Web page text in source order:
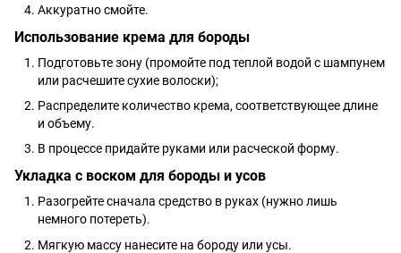
Аккуратно смойте.
Использование крема для бороды
Подготовьте зону (промойте под теплой водой с шампунем
или расчешите сухие волоски);
Распределите количество крема, соответствующее длине
и объему.
В процессе придайте руками или расческой форму.
Укладка с воском для бороды и усов
Разогрейте сначала средство в руках (нужно лишь
немного потереть).
Мягкую массу нанесите на бороду или усы.